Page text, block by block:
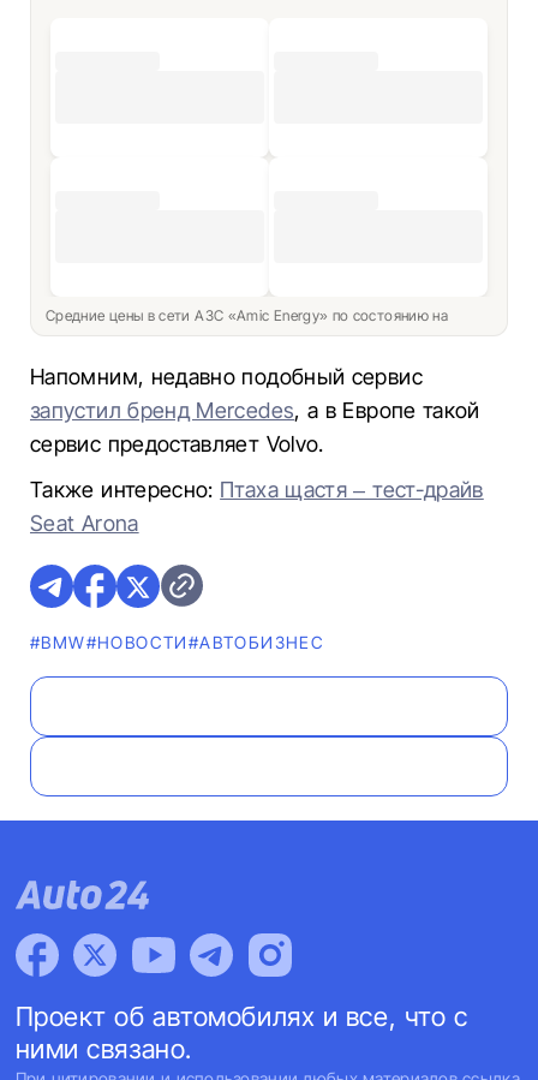
Средние цены в сети АЗС «Amic Energy» по состоянию на
Напомним, недавно подобный сервис
запустил бренд Mercedes, а в Европе такой
сервис предоставляет Volvo.
Также интересно: Птаха щастя – тест-драйв
Seat Arona
#BMW#НОВОСТИ#AВТОБИЗНЕС
Проект об автомобилях и все, что с
ними связано.